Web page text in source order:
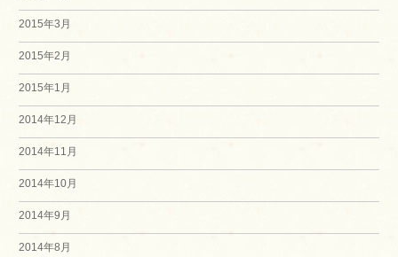
2015年3月
2015年2月
2015年1月
2014年12月
2014年11月
2014年10月
2014年9月
2014年8月